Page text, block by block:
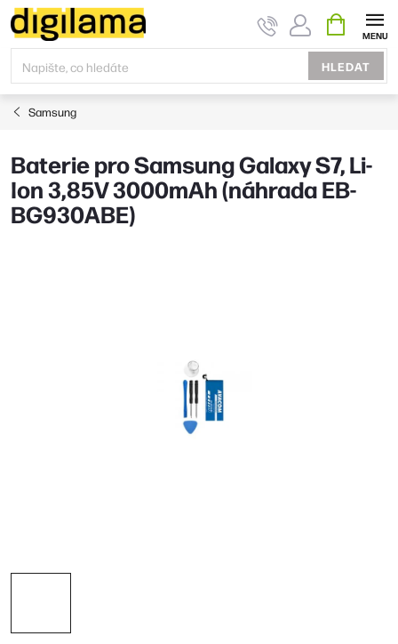
Přejít
na
obsah
HLEDAT
KOŠÍK
Samsung
Baterie pro Samsung Galaxy S7, Li-
Ion 3,85V 3000mAh (náhrada EB-
BG930ABE)